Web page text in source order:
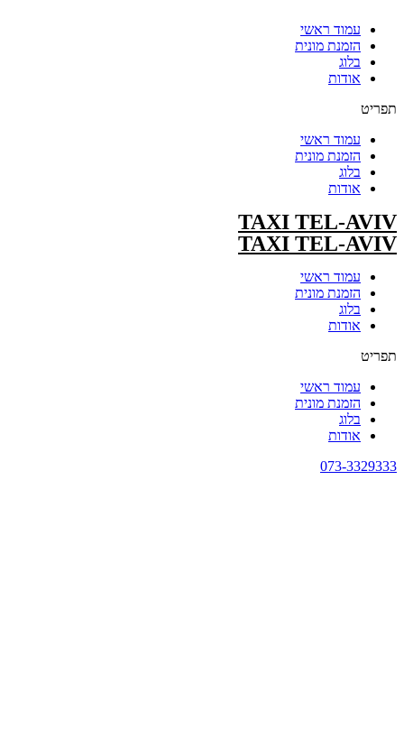
עמוד ראשי
הזמנת מונית
בלוג
אודות
תפריט
עמוד ראשי
הזמנת מונית
בלוג
אודות
TAXI TEL-AVIV
TAXI TEL-AVIV
עמוד ראשי
הזמנת מונית
בלוג
אודות
תפריט
עמוד ראשי
הזמנת מונית
בלוג
אודות
073-3329333